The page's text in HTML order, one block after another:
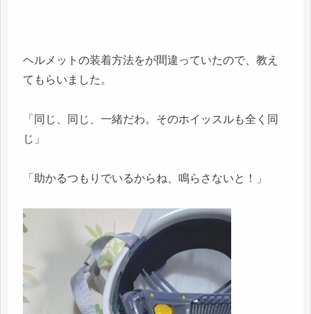
ヘルメットの装着方法をが間違っていたので、教え
てもらいました。
「同じ、同じ、一緒だわ。そのホイッスルも全く同
じ」
「助かるつもりでいるからね、鳴らさないと！」